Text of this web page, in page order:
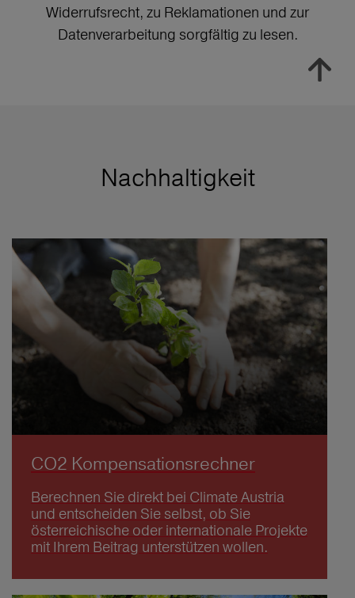
Widerrufsrecht, zu Reklamationen und zur
Datenverarbeitung sorgfältig zu lesen.
Nachhaltigkeit
CO2 Kompensationsrechner
Berechnen Sie direkt bei Climate Austria
und entscheiden Sie selbst, ob Sie
österreichische oder internationale Projekte
mit Ihrem Beitrag unterstützen wollen.